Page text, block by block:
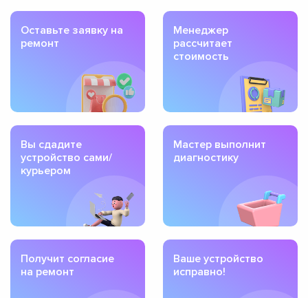
Оставьте заявку на
ремонт
Менеджер
рассчитает
стоимость
Вы сдадите
устройство сами/
курьером
Мастер выполнит
диагностику
Получит согласие
на ремонт
Ваше устройство
исправно!